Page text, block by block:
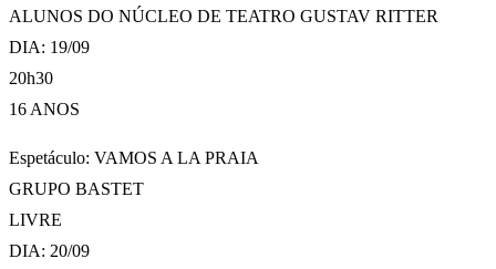
ALUNOS DO NÚCLEO DE TEATRO GUSTAV RITTER
DIA: 19/09
20h30
16 ANOS
Espetáculo: VAMOS A LA PRAIA
GRUPO BASTET
LIVRE
DIA: 20/09